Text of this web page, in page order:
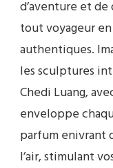
d’aventure et
tout voyageur
authentiques.
les sculptures
Chedi Luang,
enveloppe
parfum enivrant
l’air, stimulant